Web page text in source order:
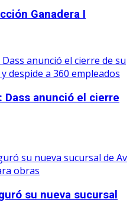
Ganadera I
Dass anunció el cierre
su nueva sucursal